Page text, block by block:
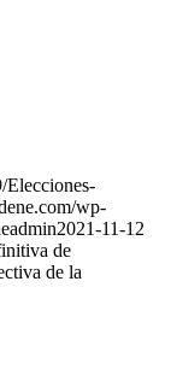
Elecciones-
wp-
2021-11-12
de
de la